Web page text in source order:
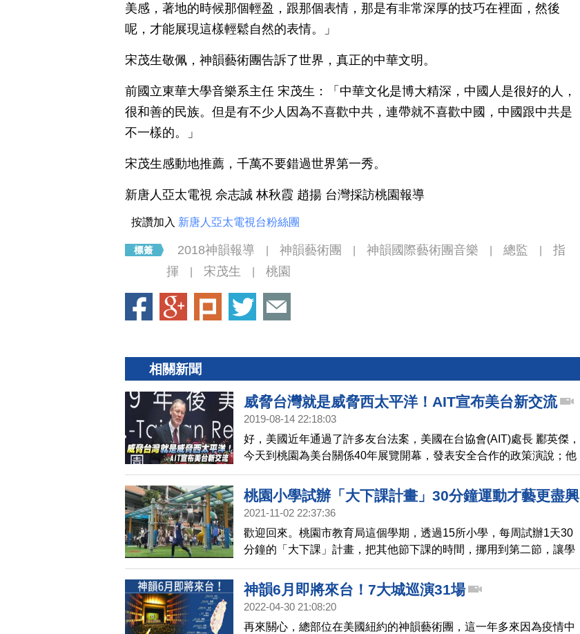
美感，著地的時候那個輕盈，跟那個表情，那是有非常深厚的技巧在裡面，然後
呢，才能展現這樣輕鬆自然的表情。」
宋茂生敬佩，神韻藝術團告訴了世界，真正的中華文明。
前國立東華大學音樂系主任 宋茂生：「中華文化是博大精深，中國人是很好的人，
很和善的民族。但是有不少人因為不喜歡中共，連帶就不喜歡中國，中國跟中共是
不一樣的。」
宋茂生感動地推薦，千萬不要錯過世界第一秀。
新唐人亞太電視 佘志誠 林秋霞 趙揚 台灣採訪桃園報導
按讚加入 新唐人亞太電視台粉絲團
2018神韻報導 神韻藝術團 神韻國際藝術團音樂 總監
指
揮
宋茂生 桃園
相關新聞
威脅台灣就是威脅西太平洋！AIT宣布美台新交流
2019-08-14 22:18:03
好，美國近年通過了許多友台法案，美國在台協會(AIT)處長 酈英傑，
今天到桃園為美台關係40年展覽開幕，發表安全合作的政策演說；他
提到台灣面臨的軍事等威脅，他強調，威脅台灣就是威脅西太平洋，
並宣布新的美台安全交流計畫。
桃園小學試辦「大下課計畫」30分鐘運動才藝更盡興
2021-11-02 22:37:36
歡迎回來。桃園市教育局這個學期，透過15所小學，每周試辦1天30
分鐘的「大下課」計畫，把其他節下課的時間，挪用到第二節，讓學
生有更多下課時間，展開特色活動，像是有學校安排巧固球，有的學
校安排機器人，還有校園把呼拉圈當成下課活動，相當有創意。
神韻6月即將來台！7大城巡演31場
2022-04-30 21:08:20
再來關心，總部位在美國紐約的神韻藝術團，這一年多來因為疫情中